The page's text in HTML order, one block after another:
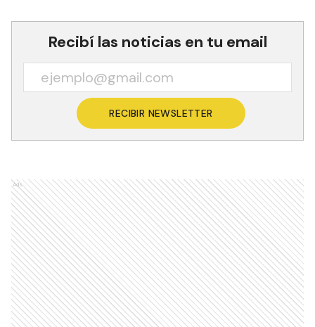
Recibí las noticias en tu email
RECIBIR NEWSLETTER
Ads